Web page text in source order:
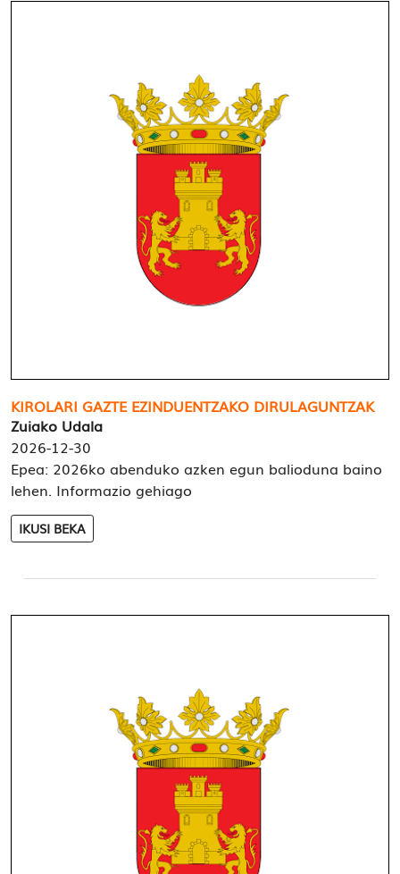
KIROLARI GAZTE EZINDUENTZAKO DIRULAGUNTZAK
Zuiako Udala
2026-12-30
Epea: 2026ko abenduko azken egun balioduna baino
lehen. Informazio gehiago
IKUSI BEKA